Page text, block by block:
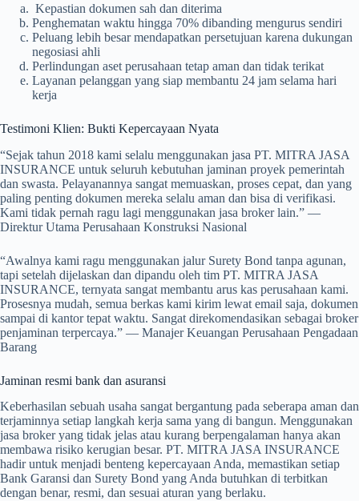
Kepastian dokumen sah dan diterima
Penghematan waktu hingga 70% dibanding mengurus sendiri
Peluang lebih besar mendapatkan persetujuan karena dukungan
negosiasi ahli
Perlindungan aset perusahaan tetap aman dan tidak terikat
Layanan pelanggan yang siap membantu 24 jam selama hari
kerja
Testimoni Klien: Bukti Kepercayaan Nyata
“Sejak tahun 2018 kami selalu menggunakan jasa PT. MITRA JASA
INSURANCE untuk seluruh kebutuhan jaminan proyek pemerintah
dan swasta. Pelayanannya sangat memuaskan, proses cepat, dan yang
paling penting dokumen mereka selalu aman dan bisa di verifikasi.
Kami tidak pernah ragu lagi menggunakan jasa broker lain.” —
Direktur Utama Perusahaan Konstruksi Nasional
“Awalnya kami ragu menggunakan jalur Surety Bond tanpa agunan,
tapi setelah dijelaskan dan dipandu oleh tim PT. MITRA JASA
INSURANCE, ternyata sangat membantu arus kas perusahaan kami.
Prosesnya mudah, semua berkas kami kirim lewat email saja, dokumen
sampai di kantor tepat waktu. Sangat direkomendasikan sebagai broker
penjaminan terpercaya.” — Manajer Keuangan Perusahaan Pengadaan
Barang
Jaminan resmi bank dan asuransi
Keberhasilan sebuah usaha sangat bergantung pada seberapa aman dan
terjaminnya setiap langkah kerja sama yang di bangun. Menggunakan
jasa broker yang tidak jelas atau kurang berpengalaman hanya akan
membawa risiko kerugian besar. PT. MITRA JASA INSURANCE
hadir untuk menjadi benteng kepercayaan Anda, memastikan setiap
Bank Garansi dan Surety Bond yang Anda butuhkan di terbitkan
dengan benar, resmi, dan sesuai aturan yang berlaku.